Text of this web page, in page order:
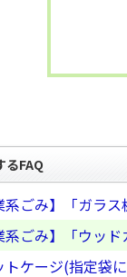
るFAQ
系ごみ】「ガラ
系ごみ】「ウッ
トケージ(指定袋